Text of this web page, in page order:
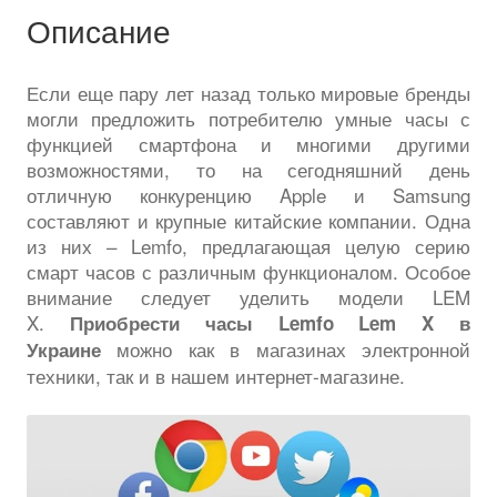
Описание
Если еще пару лет назад только мировые бренды
могли предложить потребителю умные часы с
функцией смартфона и многими другими
возможностями, то на сегодняшний день
отличную конкуренцию Apple и Samsung
составляют и крупные китайские компании. Одна
из них – Lemfo, предлагающая целую серию
смарт часов с различным функционалом. Особое
внимание следует уделить модели LEM
X. Приобрести часы Lemfo Lem X в
Украине можно как в магазинах электронной
техники, так и в нашем интернет-магазине.